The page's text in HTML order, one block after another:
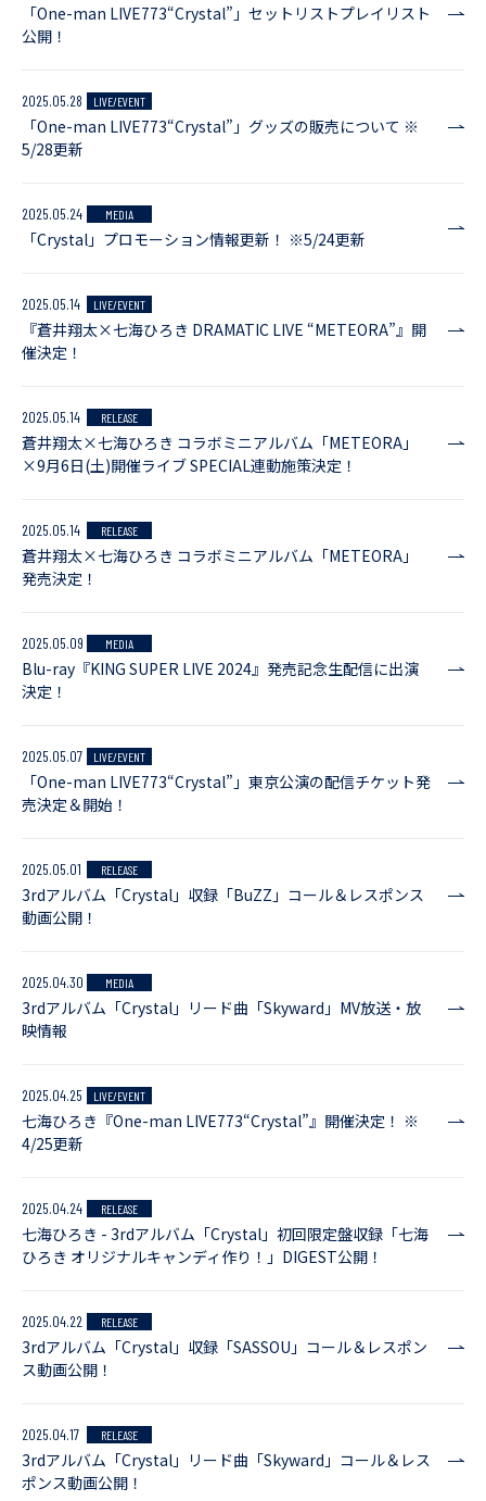
「One-man LIVE773“Crystal”」セットリストプレイリスト
公開！
2025.05.28 LIVE/EVENT
「One-man LIVE773“Crystal”」グッズの販売について ※
5/28更新
2025.05.24 MEDIA
「Crystal」プロモーション情報更新！ ※5/24更新
2025.05.14 LIVE/EVENT
『蒼井翔太×七海ひろき DRAMATIC LIVE “METEORA”』開
催決定！
2025.05.14 RELEASE
蒼井翔太×七海ひろき コラボミニアルバム「METEORA」
×9月6日(土)開催ライブ SPECIAL連動施策決定！
2025.05.14 RELEASE
蒼井翔太×七海ひろき コラボミニアルバム「METEORA」
発売決定！
2025.05.09 MEDIA
Blu-ray『KING SUPER LIVE 2024』発売記念生配信に出演
決定！
2025.05.07 LIVE/EVENT
「One-man LIVE773“Crystal”」東京公演の配信チケット発
売決定＆開始！
2025.05.01 RELEASE
3rdアルバム「Crystal」収録「BuZZ」コール＆レスポンス
動画公開！
2025.04.30 MEDIA
3rdアルバム「Crystal」リード曲「Skyward」MV放送・放
映情報
2025.04.25 LIVE/EVENT
七海ひろき『One-man LIVE773“Crystal”』開催決定！ ※
4/25更新
2025.04.24 RELEASE
七海ひろき - 3rdアルバム「Crystal」初回限定盤収録「七海
ひろき オリジナルキャンディ作り！」DIGEST公開！
2025.04.22 RELEASE
3rdアルバム「Crystal」収録「SASSOU」コール＆レスポン
ス動画公開！
2025.04.17 RELEASE
3rdアルバム「Crystal」リード曲「Skyward」コール＆レス
ポンス動画公開！